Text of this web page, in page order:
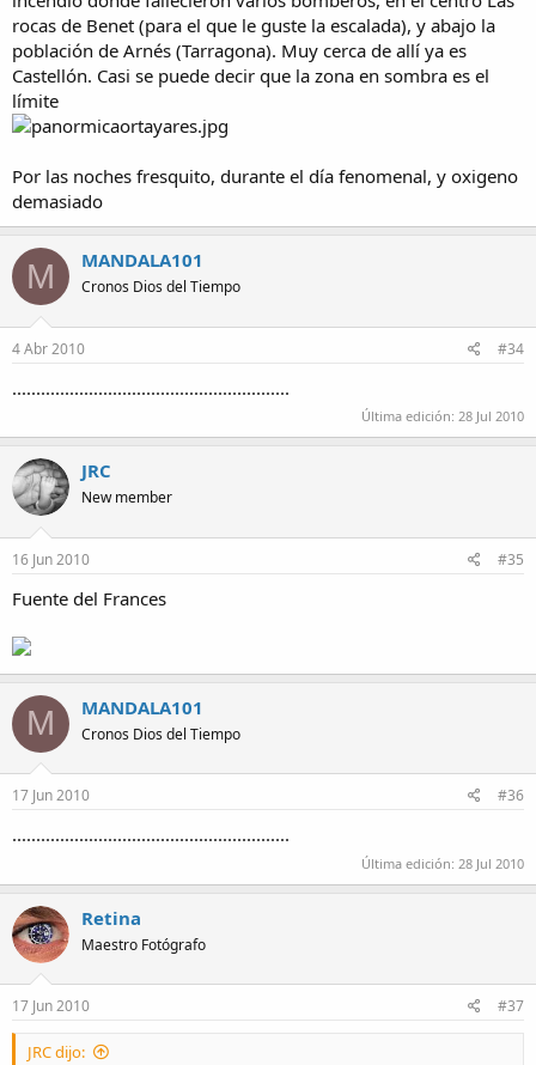
rocas de Benet (para el que le guste la escalada), y abajo la
población de Arnés (Tarragona). Muy cerca de allí ya es
Castellón. Casi se puede decir que la zona en sombra es el
límite
Por las noches fresquito, durante el día fenomenal, y oxigeno
demasiado
M MANDALA101
Cronos Dios del Tiempo
4 Abr 2010 #34
..........................................................
Última edición: 28 Jul 2010
JRC
New member
16 Jun 2010 #35
Fuente del Frances
M MANDALA101
Cronos Dios del Tiempo
17 Jun 2010 #36
..........................................................
Última edición: 28 Jul 2010
Retina
Maestro Fotógrafo
17 Jun 2010 #37
JRC dijo: